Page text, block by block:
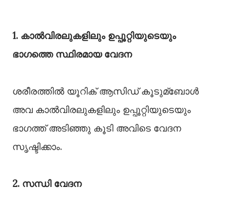
1. കാല്‍വിരലുകളിലും ഉപ്പൂറ്റിയുടെയും
ഭാഗത്തെ സ്ഥിരമായ വേദന
ശരീരത്തില്‍ യൂറിക് ആസിഡ് കൂടുമ്ബോള്‍
അവ കാല്‍വിരലുകളിലും ഉപ്പൂറ്റിയുടെയും
ഭാഗത്ത് അടിഞ്ഞു കൂടി അവിടെ വേദന
സൃഷ്ടിക്കാം.
2. സന്ധി വേദന